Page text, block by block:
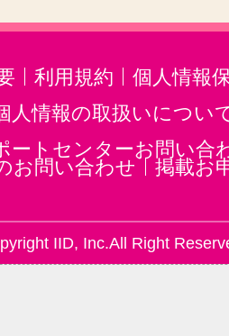
利用規約
個人情報
人情報の取扱いについ
ートセンターお問い合
お問い合わせ
掲載お
IID, Inc.All Right